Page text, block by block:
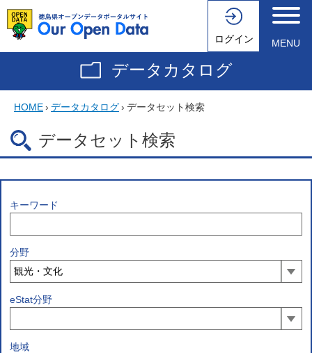
ログイン MENU
データカタログ
HOME› データカタログ› データセット検索
データセット検索
キーワード
分野
eStat分野
地域